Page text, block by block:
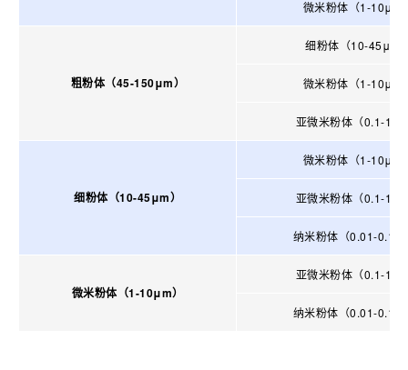
微米粉体（1-10μm
粗粉体（45-150μm）
细粉体（10-45μm
微米粉体（1-10μm
亚微米粉体（0.1-
细粉体（10-45μm）
微米粉体（1-10μm
亚微米粉体（0.1-
纳米粉体（0.01-
微米粉体（1-10μm）
亚微米粉体（0.1-
纳米粉体（0.01-